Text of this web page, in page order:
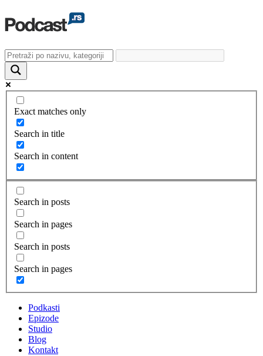
Exact matches only
Search in title
Search in content
Search in posts
Search in pages
Search in posts
Search in pages
Podkasti
Epizode
Studio
Blog
Kontakt